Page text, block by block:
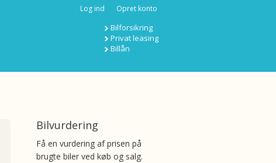
Log ind Opret konto
Bilforsikring
Privat leasing
Billån
Bilvurdering
Få en vurdering af prisen på
brugte biler ved køb og salg.